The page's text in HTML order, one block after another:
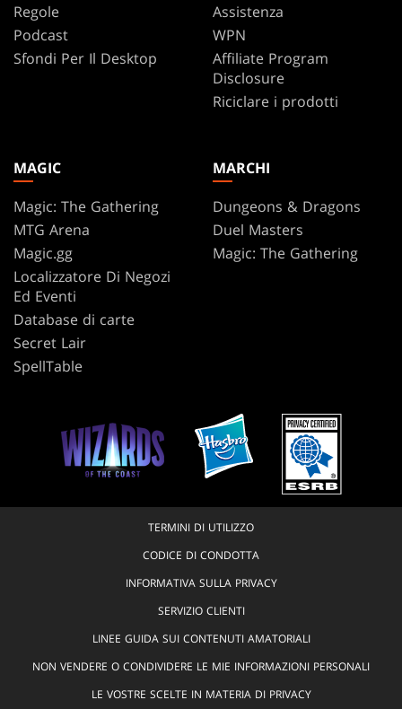
Regole
Podcast
Sfondi Per Il Desktop
Assistenza
WPN
Affiliate Program
Disclosure
Riciclare i prodotti
MAGIC
Magic: The Gathering
MTG Arena
Magic.gg
Localizzatore Di Negozi
Ed Eventi
Database di carte
Secret Lair
SpellTable
MARCHI
Dungeons & Dragons
Duel Masters
Magic: The Gathering
TERMINI DI UTILIZZO
CODICE DI CONDOTTA
INFORMATIVA SULLA PRIVACY
SERVIZIO CLIENTI
LINEE GUIDA SUI CONTENUTI AMATORIALI
NON VENDERE O CONDIVIDERE LE MIE INFORMAZIONI PERSONALI
LE VOSTRE SCELTE IN MATERIA DI PRIVACY